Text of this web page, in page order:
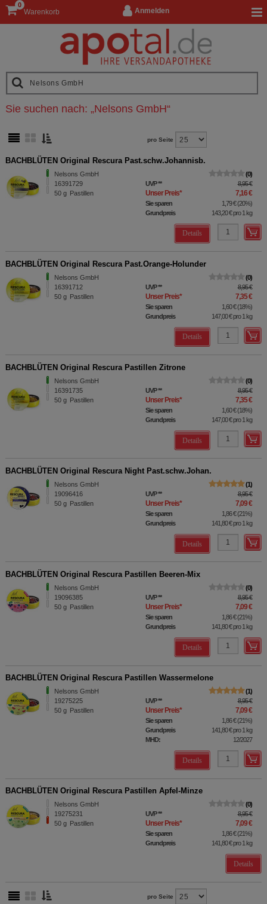
Anmelden
Warenkorb
0
Sie suchen nach: „Nelsons GmbH“
pro Seite
BACHBLÜTEN Original Rescura Past.schw.Johannisb.
Nelsons GmbH
16391729
50 g Pastillen
0
UVP** 8,95 €
Unser Preis* 7,16 €
Sie sparen 1,79 €(20%)
Grundpreis
143,20 €pro 1 kg
Details
BACHBLÜTEN Original Rescura Past.Orange-Holunder
Nelsons GmbH
16391712
50 g Pastillen
0
UVP** 8,95 €
Unser Preis* 7,35 €
Sie sparen 1,60 €(18%)
Grundpreis
147,00 €pro 1 kg
Details
BACHBLÜTEN Original Rescura Pastillen Zitrone
Nelsons GmbH
16391735
50 g Pastillen
0
UVP** 8,95 €
Unser Preis* 7,35 €
Sie sparen 1,60 €(18%)
Grundpreis
147,00 €pro 1 kg
Details
BACHBLÜTEN Original Rescura Night Past.schw.Johan.
Nelsons GmbH
19096416
50 g Pastillen
1
UVP** 8,95 €
Unser Preis* 7,09 €
Sie sparen 1,86 €(21%)
Grundpreis
141,80 €pro 1 kg
Details
BACHBLÜTEN Original Rescura Pastillen Beeren-Mix
Nelsons GmbH
19096385
50 g Pastillen
0
UVP** 8,95 €
Unser Preis* 7,09 €
Sie sparen 1,86 €(21%)
Grundpreis
141,80 €pro 1 kg
Details
BACHBLÜTEN Original Rescura Pastillen Wassermelone
Nelsons GmbH
19275225
50 g Pastillen
1
UVP** 8,95 €
Unser Preis* 7,09 €
Sie sparen 1,86 €(21%)
Grundpreis
141,80 €pro 1 kg
MHD:
12/2027
Details
BACHBLÜTEN Original Rescura Pastillen Apfel-Minze
Nelsons GmbH
19275231
50 g Pastillen
0
UVP** 8,95 €
Unser Preis* 7,09 €
Sie sparen 1,86 €(21%)
Grundpreis
141,80 €pro 1 kg
Details
pro Seite